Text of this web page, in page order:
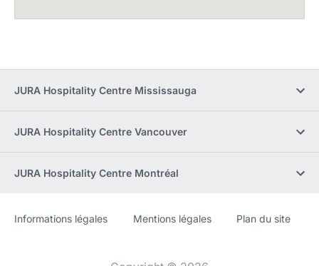
JURA Hospitality Centre Mississauga
JURA Hospitality Centre Vancouver
JURA Hospitality Centre Montréal
Site
[Website
Informations légales Mentions légales Plan du site